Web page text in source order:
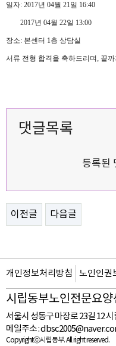
일자: 2017년 04월 21일​ 16:40
2017년 04월 22일 13:00
장소: 본센터 1층 상담실
서류 전형 합격을 축하드리며, 끝
댓글목록
등록된
이전글 다음글
개인정보처리방침 노인인권
시립동부노인전문요양
서울시 성동구 마장로 23길 12
메일주소 :
Copyrightⓒ시립동부. All right reserved.